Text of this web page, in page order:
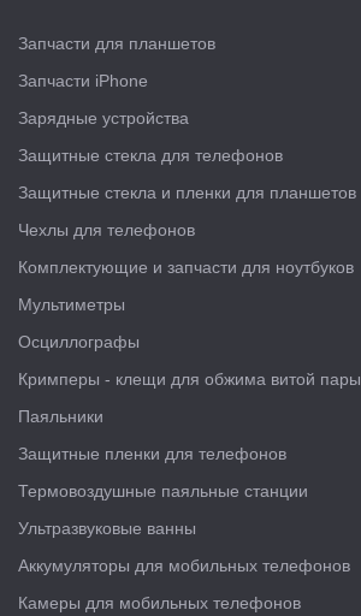
Запчасти для планшетов
Запчасти iPhone
Зарядные устройства
Защитные стекла для телефонов
Защитные стекла и пленки для планшетов
Чехлы для телефонов
Комплектующие и запчасти для ноутбуков
Мультиметры
Осциллографы
Кримперы - клещи для обжима витой пары
Паяльники
Защитные пленки для телефонов
Термовоздушные паяльные станции
Ультразвуковые ванны
Аккумуляторы для мобильных телефонов
Камеры для мобильных телефонов